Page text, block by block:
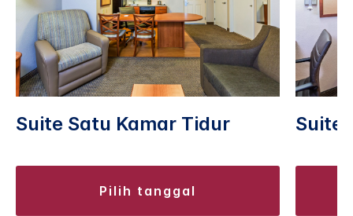
Suite Satu Kamar Tidur
pilih tanggal
Suite